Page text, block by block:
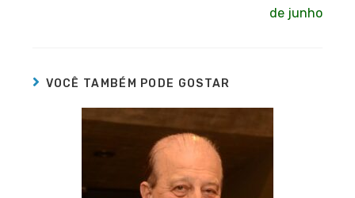
de junho
VOCÊ TAMBÉM PODE GOSTAR